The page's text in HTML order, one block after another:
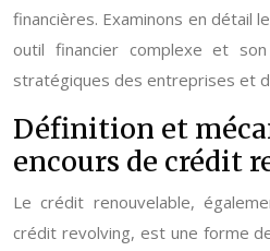
financières. Examinons en détail
outil financier complexe et
stratégiques des entreprises et
Définition et
encours de crédit
Le crédit renouvelable,
crédit revolving, est une forme